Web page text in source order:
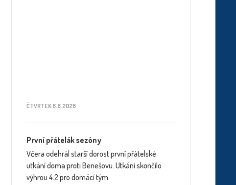
ČTVRTEK 6.8.2026
První přátelák sezóny
Včera odehrál starší dorost první přátelské
utkání doma proti Benešovu. Utkání skončilo
výhrou 4:2 pro domácí tým.